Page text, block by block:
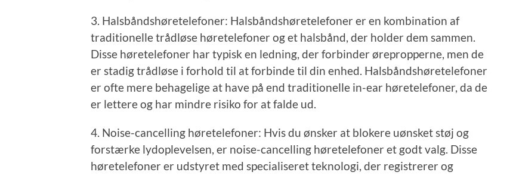
3. Halsbåndshøretelefoner: Halsbåndshøretelefoner er en kombination af
traditionelle trådløse høretelefoner og et halsbånd, der holder dem sammen.
Disse høretelefoner har typisk en ledning, der forbinder ørepropperne, men de
er stadig trådløse i forhold til at forbinde til din enhed. Halsbåndshøretelefoner
er ofte mere behagelige at have på end traditionelle in-ear høretelefoner, da de
er lettere og har mindre risiko for at falde ud.
4. Noise-cancelling høretelefoner: Hvis du ønsker at blokere uønsket støj og
forstærke lydoplevelsen, er noise-cancelling høretelefoner et godt valg. Disse
høretelefoner er udstyret med specialiseret teknologi, der registrerer og